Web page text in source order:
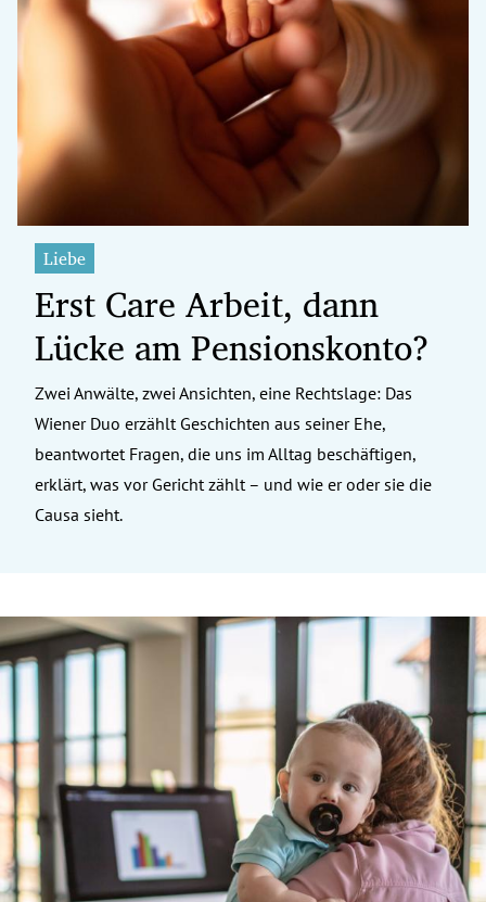
Liebe
Erst Care Arbeit, dann
Lücke am Pensionskonto?
Zwei Anwälte, zwei Ansichten, eine Rechtslage: Das
Wiener Duo erzählt Geschichten aus seiner Ehe,
beantwortet Fragen, die uns im Alltag beschäftigen,
erklärt, was vor Gericht zählt – und wie er oder sie die
Causa sieht.